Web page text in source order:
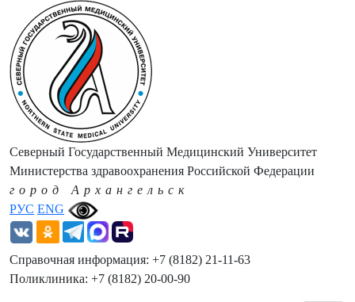
РУС ENG
Северный Государственный Медицинский Университет
Министерства здравоохранения Российской Федерации
город Архангельск
Справочная информация: +7 (8182) 21-11-63
Поликлиника: +7 (8182) 20-00-90